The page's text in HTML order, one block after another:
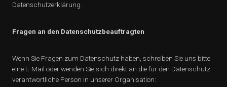
Datenschutzerklärung.
Fragen an den Datenschutzbeauftragten
Wenn Sie Fragen zum Datenschutz haben, schreiben Sie uns bitte
eine E-Mail oder wenden Sie sich direkt an die für den Datenschutz
verantwortliche Person in unserer Organisation: